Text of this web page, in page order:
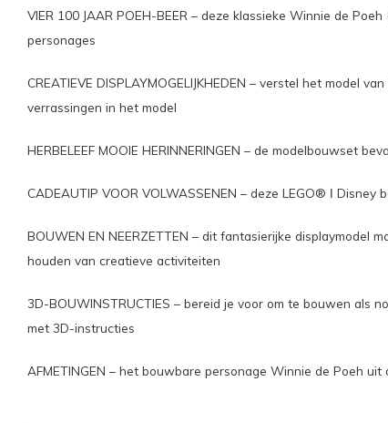
VIER 100 JAAR POEH-BEER – deze klassieke Winnie de
personages
CREATIEVE DISPLAYMOGELIJKHEDEN – verstel het
verrassingen in het model
HERBELEEF MOOIE HERINNERINGEN – de modelbouwset
CADEAUTIP VOOR VOLWASSENEN – deze LEGO® ǀ
BOUWEN EN NEERZETTEN – dit fantasierijke
houden van creatieve activiteiten
3D-BOUWINSTRUCTIES – bereid je voor om te bouwen als
met 3D-instructies
AFMETINGEN – het bouwbare personage Winnie de Poeh